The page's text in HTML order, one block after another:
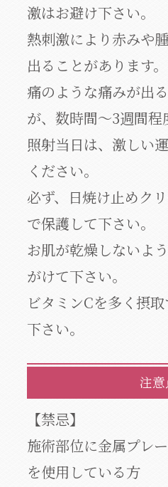
激はお避け下さい。
熱刺激により赤みや
出ることがあります
痛のような痛みが出
が、数時間～3週間程
照射当日は、激しい
ください。
必ず、日焼け止めク
で保護して下さい。
お肌が乾燥しないよ
がけて下さい。
ビタミンCを多く摂
下さい。
注意
【禁忌】
施術部位に金属プレ
を使用している方